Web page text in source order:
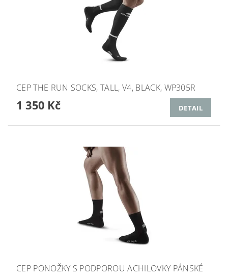
CEP THE RUN SOCKS, TALL, V4, BLACK, WP305R
1 350 Kč DETAIL
CEP PONOŽKY S PODPOROU ACHILOVKY PÁNSKÉ